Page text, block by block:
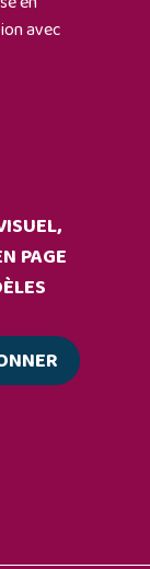
avec
PAGE